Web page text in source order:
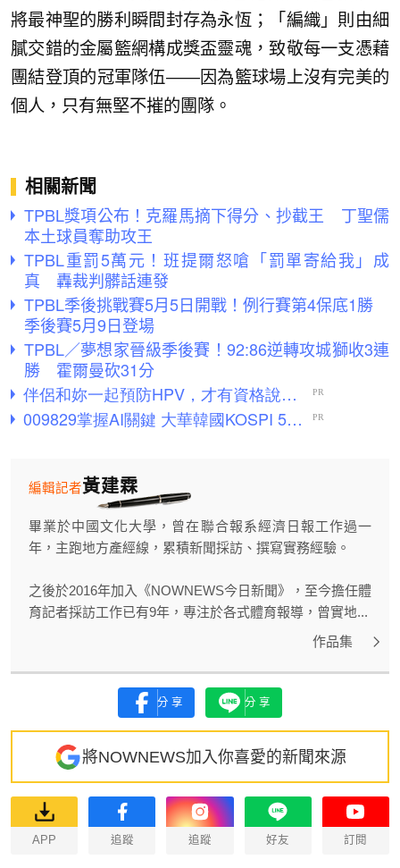
將最神聖的勝利瞬間封存為永恆；「編織」則由細
膩交錯的金屬籃網構成獎盃靈魂，致敬每一支憑藉
團結登頂的冠軍隊伍——因為籃球場上沒有完美的
個人，只有無堅不摧的團隊。
相關新聞
TPBL獎項公布！克羅馬摘下得分、抄截王 丁聖儒
本土球員奪助攻王
TPBL重罰5萬元！班提爾怒嗆「罰單寄給我」成
真 轟裁判髒話連發
TPBL季後挑戰賽5月5日開戰！例行賽第4保底1勝
季後賽5月9日登場
TPBL／夢想家晉級季後賽！92:86逆轉攻城獅收3連
勝 霍爾曼砍31分
黃建霖
編輯記者
畢業於中國文化大學，曾在聯合報系經濟日報工作過一
年，主跑地方產經線，累積新聞採訪、撰寫實務經驗。
之後於2016年加入《NOWNEWS今日新聞》，至今擔任體
育記者採訪工作已有9年，專注於各式體育報導，曾實地...
作品集
分享 分享
將NOWNEWS加入你喜愛的新聞來源
APP 追蹤 追蹤 好友 訂閱